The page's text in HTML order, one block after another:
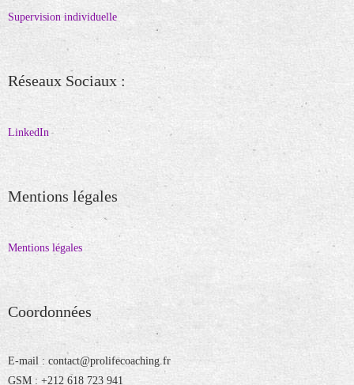
Supervision individuelle
Réseaux Sociaux :
LinkedIn
Mentions légales
Mentions légales
Coordonnées
E-mail : contact@prolifecoaching.fr
GSM : +212 618 723 941